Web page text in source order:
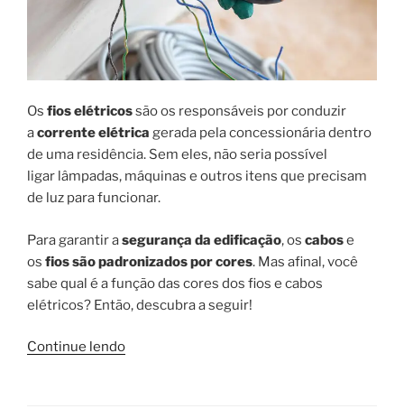
Os fios elétricossão os responsáveis por conduzir
acorrente elétrica gerada pela concessionária dentro
de uma residência. Sem eles, não seria possível
ligar lâmpadas, máquinas e outros itens que precisam
de luz para funcionar.
Para garantir asegurança da edificação, os cabose
os fios são padronizados por cores. Mas afinal, você
sabe qual é a função das cores dos fios e cabos
elétricos? Então, descubra a seguir!
Continue lendo“Materiais